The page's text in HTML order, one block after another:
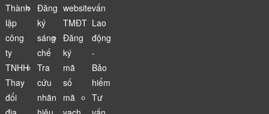
Thành
lập
công
ty
TNHH
Thay
đổi
Đăng
ký
sáng
chế
Tra
cứu
nhãn
website
TMĐT
Đăng
ký
mã
số
mã
vấn
Lao
động
-
Bảo
hiểm
Tư